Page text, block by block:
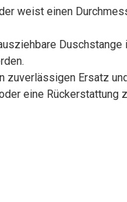
weist einen
zuverlässigen Ersatz
eine Rückerstattung